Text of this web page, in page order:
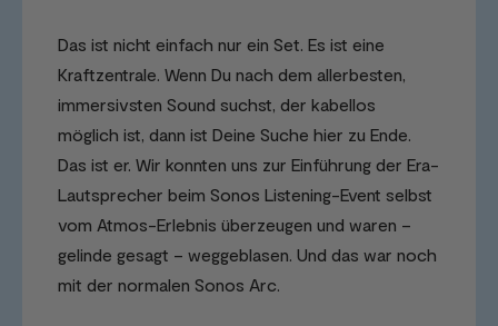
Das ist nicht einfach nur ein Set. Es ist eine
Kraftzentrale. Wenn Du nach dem allerbesten,
immersivsten Sound suchst, der kabellos
möglich ist, dann ist Deine Suche hier zu Ende.
Das ist er. Wir konnten uns zur Einführung der Era-
Lautsprecher beim Sonos Listening-Event selbst
vom Atmos-Erlebnis überzeugen und waren –
gelinde gesagt – weggeblasen. Und das war noch
mit der normalen Sonos Arc.